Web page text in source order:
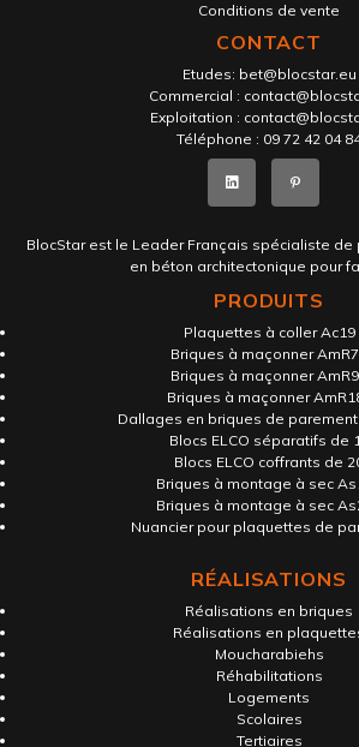
Conditions de vente
CONTACT
Etudes: bet@blocstar.eu
Commercial :
Exploitation :
Téléphone : 09 72 42 04
BlocStar est le Leader Français spécialiste
en béton architectonique pour
PRODUITS
Plaquettes à coller Ac19
Briques à maçonner
Briques à maçonner
Briques à maçonner
Dallages en briques de
Blocs ELCO séparatifs de
Blocs ELCO coffrants de
Briques à montage à sec
Briques à montage à sec
Nuancier pour plaquettes de
RÉALISATIONS
Réalisations en briques
Réalisations en
Moucharabiehs
Réhabilitations
Logements
Scolaires
Tertiaires